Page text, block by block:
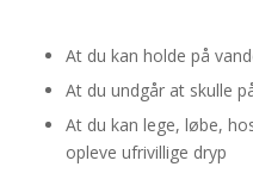
At du kan holde på
At du undgår at skulle
At du kan lege, løbe,
opleve ufrivillige dryp